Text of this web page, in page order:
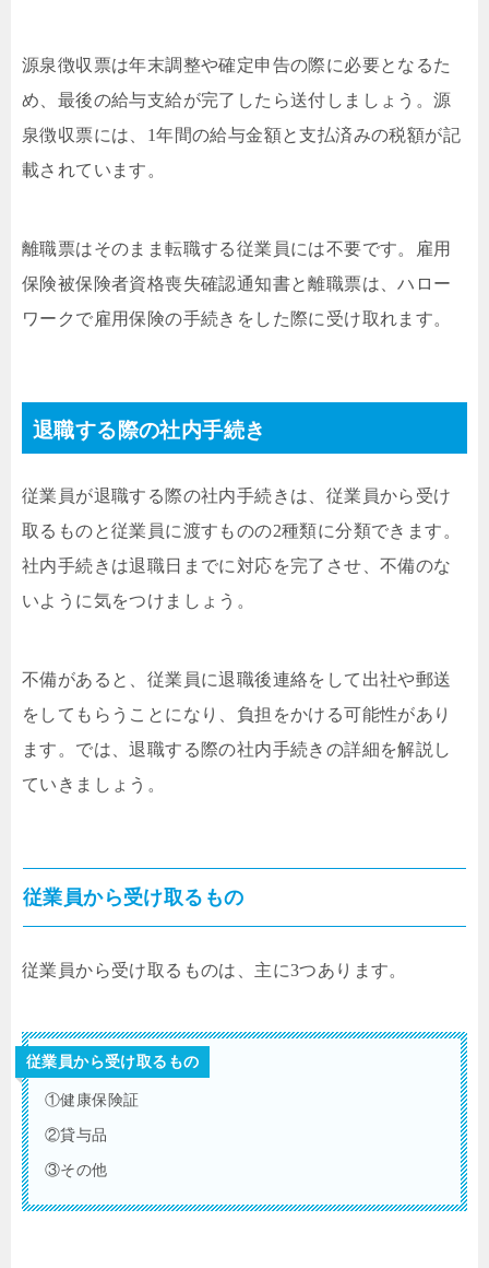
源泉徴収票は年末調整や確定申告の際に必要となるた
め、最後の給与支給が完了したら送付しましょう。源
泉徴収票には、1年間の給与金額と支払済みの税額が記
載されています。
離職票はそのまま転職する従業員には不要です。雇用
保険被保険者資格喪失確認通知書と離職票は、ハロー
ワークで雇用保険の手続きをした際に受け取れます。
退職する際の社内手続き
従業員が退職する際の社内手続きは、従業員から受け
取るものと従業員に渡すものの2種類に分類できます。
社内手続きは退職日までに対応を完了させ、不備のな
いように気をつけましょう。
不備があると、従業員に退職後連絡をして出社や郵送
をしてもらうことになり、負担をかける可能性があり
ます。では、退職する際の社内手続きの詳細を解説し
ていきましょう。
従業員から受け取るもの
従業員から受け取るものは、主に3つあります。
従業員から受け取るもの
①健康保険証
②貸与品
③その他